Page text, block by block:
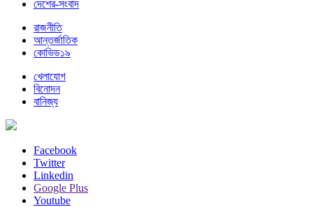
দেশের-সংবাদ
রাজনীতি
আন্তর্জাতিক
কোভিড১৯
খেলাযোগ
বিনোদন
বানিজ্য
Facebook
Twitter
Linkedin
Google Plus
Youtube